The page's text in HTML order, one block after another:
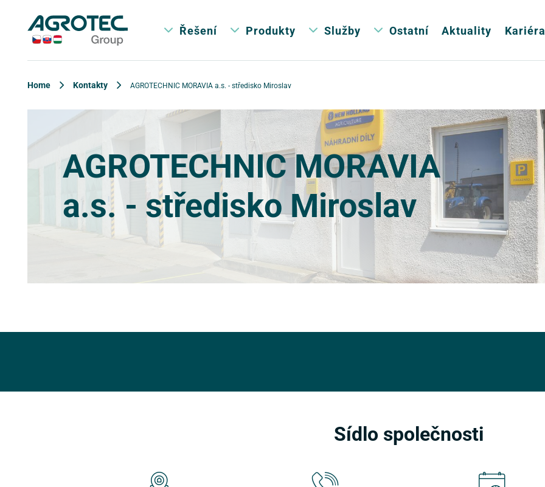
Řešení Produkty Služby Ostatní Aktuality
Home Kontakty AGROTECHNIC MORAVIA a.s. - středisko Miroslav
AGROTECHNIC MORAVIA
a.s. - středisko Miroslav
Sídlo společnosti